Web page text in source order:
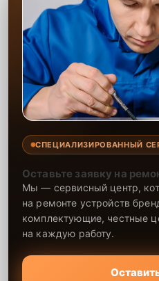
СПЕЦИАЛИЗИРОВАННЫЙ
Оставьте заявку на
Мы — сервисный центр,
на ремонте устройств
комплектующие, честные
на каждую работу.